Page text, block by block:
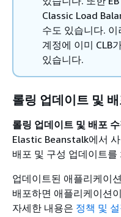
Classic Load
수도 있습니다.
계정에 이미 CLB
있습니다.
롤링 업데이트 및
롤링 업데이트 및 배포
Elastic Beanstalk에서
배포 및 구성 업데이트
업데이트된 애플리케이
배포하면 애플리케이션
자세한 내용은 정책 및